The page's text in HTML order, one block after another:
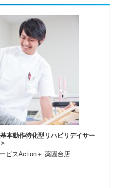
本動作特化型リハビリデイサー
ビスAction＋ 薬園台店